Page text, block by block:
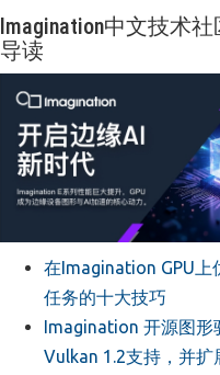
Imagination中文技术
导读
在Imagination GPU上
任务的十大技巧
​Imagination 开源图形
Vulkan 1.2支持，并扩